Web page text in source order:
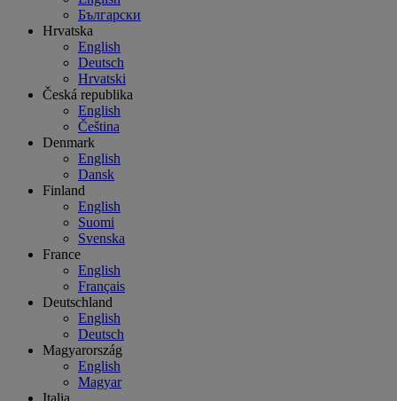
Български
Hrvatska
English
Deutsch
Hrvatski
Česká republika
English
Čeština
Denmark
English
Dansk
Finland
English
Suomi
Svenska
France
English
Français
Deutschland
English
Deutsch
Magyarország
English
Magyar
Italia